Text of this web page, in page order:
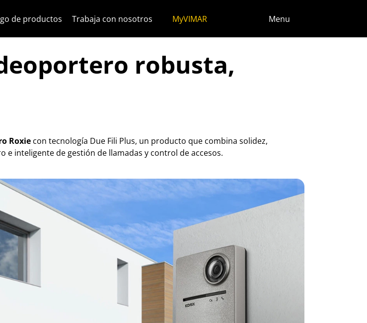
de productos Trabaja con nosotros MyVIMAR Menu
robusta,
Roxie con tecnología Due Fili Plus, un producto que combina solidez,
inteligente de gestión de llamadas y control de accesos.